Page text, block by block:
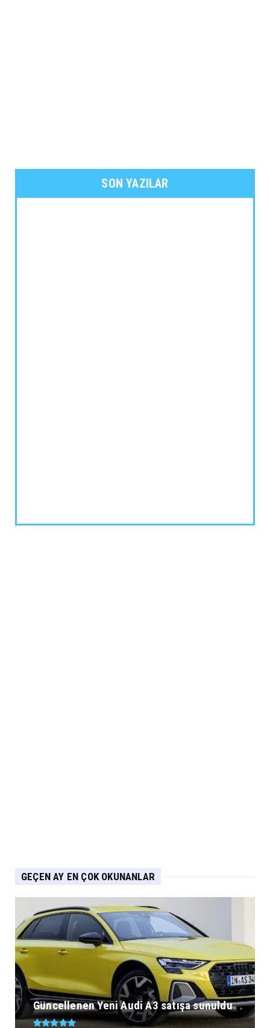
SON YAZILAR
GEÇEN AY EN ÇOK OKUNANLAR
Güncellenen Yeni Audi A3 satışa sunuldu